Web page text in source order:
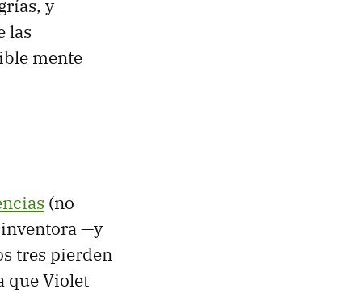
y
las
mente
(no
—y
tres pierden
que Violet